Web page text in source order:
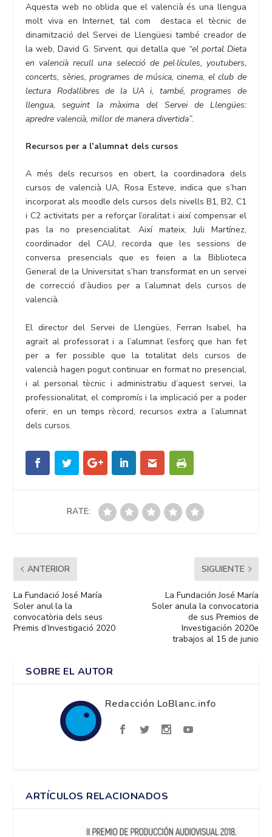
Aquesta web no oblida que el valencià és una llengua
molt viva en Internet, tal com destaca el tècnic de
dinamització del Servei de Llengüesi també creador de
la web, David G. Sirvent, qui detalla que “el portal Dieta
en valencià recull una selecció de pel·lícules, youtubers,
concerts, sèries, programes de música, cinema, el club de
lectura Rodallibres de la UA i, també, programes de
llengua, seguint la màxima del Servei de Llengües:
apredre valencià, millor de manera divertida”.
Recursos per a l’alumnat dels cursos
A més dels recursos en obert, la coordinadora dels
cursos de valencià UA, Rosa Esteve, indica que s’han
incorporat als moodle dels cursos dels nivells B1, B2, C1
i C2 activitats per a reforçar l’oralitat i així compensar el
pas la no presencialitat. Així mateix, Juli Martínez,
coordinador del CAU, recorda que les sessions de
conversa presencials que es feien a la Biblioteca
General de la Universitat s’han transformat en un servei
de correcció d’àudios per a l’alumnat dels cursos de
valencià.
El director del Servei de Llengües, Ferran Isabel, ha
agraït al professorat i a l’alumnat l’esforç que han fet
per a fer possible que la totalitat dels cursos de
valencià hagen pogut continuar en format no presencial,
i al personal tècnic i administratiu d’aquest servei, la
professionalitat, el compromís i la implicació per a poder
oferir, en un temps rècord, recursos extra a l’alumnat
dels cursos.
RATE:
ANTERIOR
La Fundació José María
Soler anul·la la
convocatòria dels seus
Premis d’Investigació 2020
SIGUIENTE
La Fundación José María
Soler anula la convocatoria
de sus Premios de
Investigación 2020e
trabajos al 15 de junio
SOBRE EL AUTOR
Redacción LoBlanc.info
ARTÍCULOS RELACIONADOS